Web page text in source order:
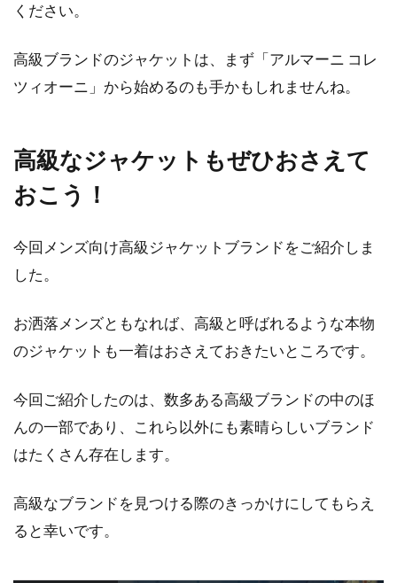
ください。
高級ブランドのジャケットは、まず「アルマーニ コレ
ツィオーニ」から始めるのも手かもしれませんね。
高級なジャケットもぜひおさえて
おこう！
今回メンズ向け高級ジャケットブランドをご紹介しま
した。
お洒落メンズともなれば、高級と呼ばれるような本物
のジャケットも一着はおさえておきたいところです。
今回ご紹介したのは、数多ある高級ブランドの中のほ
んの一部であり、これら以外にも素晴らしいブランド
はたくさん存在します。
高級なブランドを見つける際のきっかけにしてもらえ
ると幸いです。